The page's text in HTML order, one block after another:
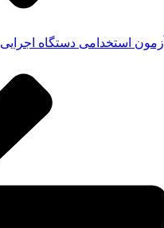
آزمون استخدامی دستگاه اجرایی